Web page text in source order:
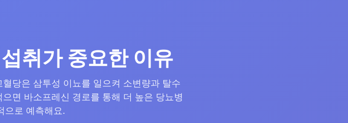
취가 중요한 이유
당은 삼투성 이뇨를 일으켜 소변량과 탈수
면 바소프레신 경로를 통해 더 높은 당뇨병
으로 예측해요.